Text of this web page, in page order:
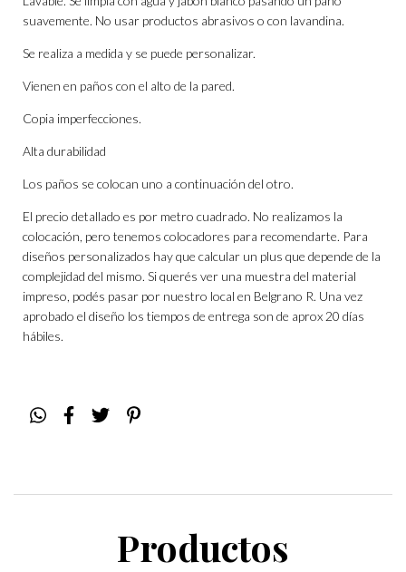
suavemente. No usar productos abrasivos o con lavandina.
Se realiza a medida y se puede personalizar.
Vienen en paños con el alto de la pared.
Copia imperfecciones.
Alta durabilidad
Los paños se colocan uno a continuación del otro.
El precio detallado es por metro cuadrado. No realizamos la
colocación, pero tenemos colocadores para recomendarte. Para
diseños personalizados hay que calcular un plus que depende de la
complejidad del mismo. Si querés ver una muestra del material
impreso, podés pasar por nuestro local en Belgrano R. Una vez
aprobado el diseño los tiempos de entrega son de aprox 20 días
hábiles.
Productos